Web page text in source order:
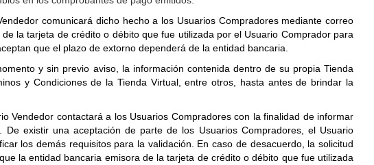
comunicará dicho hecho a los Usuarios Compradores mediante correo
la tarjeta de crédito o débito que fue utilizada por el Usuario Comprador para
que el plazo de extorno dependerá de la entidad bancaria.
y sin previo aviso, la información contenida dentro de su propia Tienda
y Condiciones de la Tienda Virtual, entre otros, hasta antes de brindar la
Vendedor contactará a los Usuarios Compradores con la finalidad de informar
existir una aceptación de parte de los Usuarios Compradores, el Usuario
los demás requisitos para la validación. En caso de desacuerdo, la solicitud
la entidad bancaria emisora de la tarjeta de crédito o débito que fue utilizada